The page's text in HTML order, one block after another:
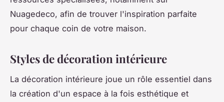
Nuagedeco, afin de trouver l'inspiration parfaite
pour chaque coin de votre maison.
Styles de décoration intérieure
La décoration intérieure joue un rôle essentiel dans
la création d'un espace à la fois esthétique et